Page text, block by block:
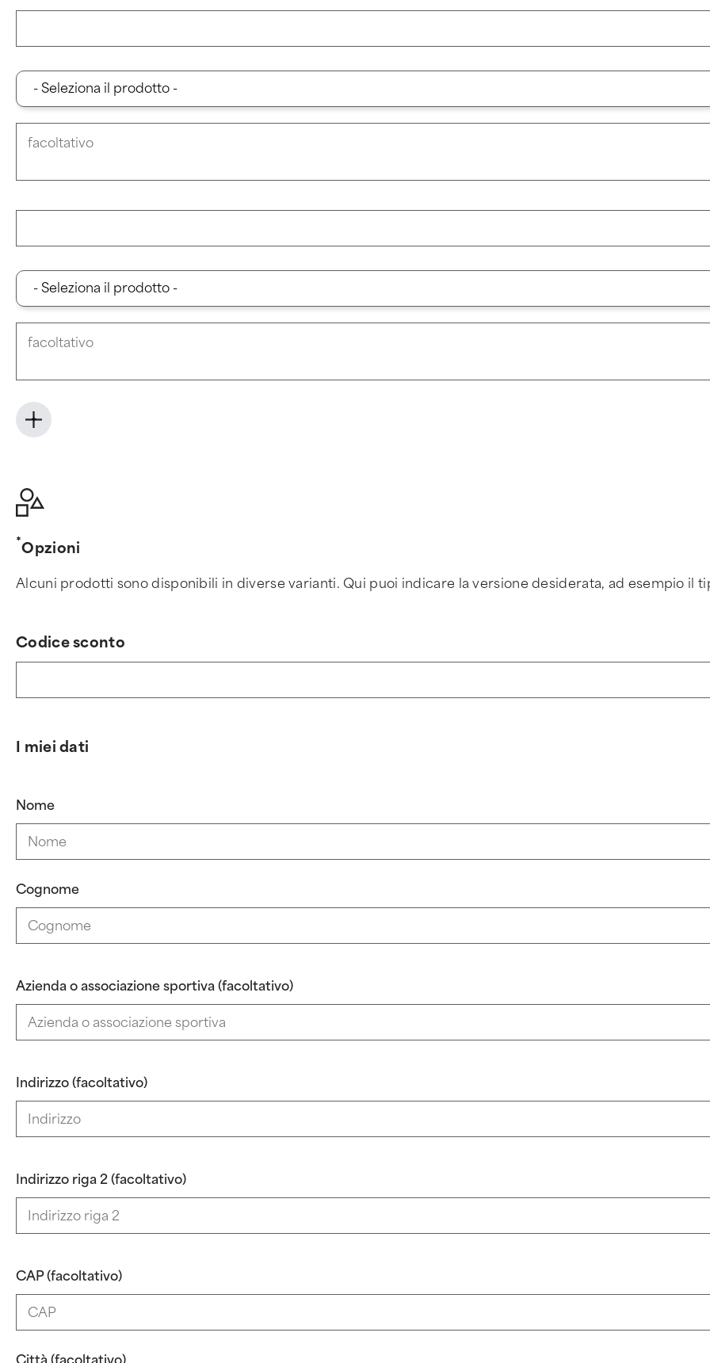
+
Opzioni
Alcuni prodotti sono disponibili in diverse varianti. Qui puoi indicare la versione desiderata, ad esempio il
Codice sconto
I miei dati
Nome
Cognome
Azienda o associazione sportiva (facoltativo)
Indirizzo (facoltativo)
Indirizzo riga 2 (facoltativo)
CAP (facoltativo)
Città (facoltativo)